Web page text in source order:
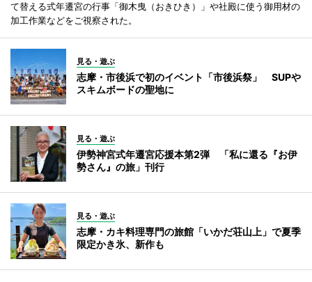
て替える式年遷宮の行事「御木曳（おきひき）」や社殿に使う御用材の
加工作業などをご視察された。
見る・遊ぶ
志摩・市後浜で初のイベント「市後浜祭」 SUPや
スキムボードの聖地に
見る・遊ぶ
伊勢神宮式年遷宮応援本第2弾 「私に還る『お伊
勢さん』の旅」刊行
見る・遊ぶ
志摩・カキ料理専門の旅館「いかだ荘山上」で夏季
限定かき氷、新作も